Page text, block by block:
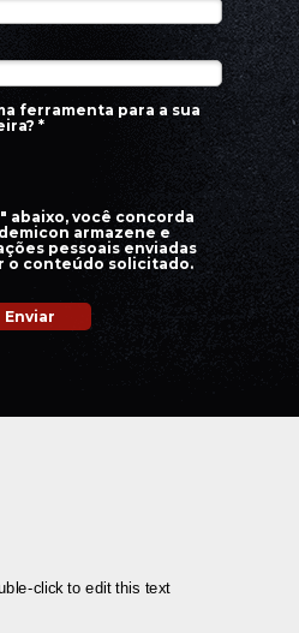
ferramenta para a sua
*
abaixo, você concorda
armazene e
pessoais enviadas
o conteúdo solicitado.
Enviar
click to edit this text